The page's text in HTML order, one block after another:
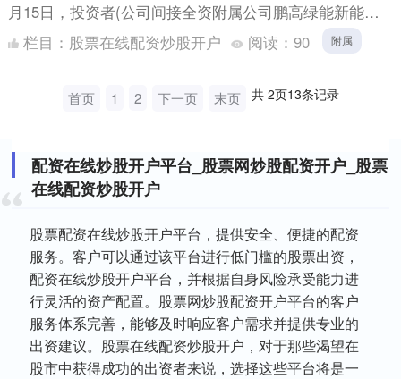
月15日，投资者(公司间接全资附属公司鹏高绿能新能源
(广州)有限公司)与目标股东(中亚股权投资基....
栏目： 股票在线配资炒股开户 阅读： 90 附属
首页 1 2 下一页 末页 共 2页13条记录
配资在线炒股开户平台_股票网炒股配资开户_股票
在线配资炒股开户
股票配资在线炒股开户平台，提供安全、便捷的配资
服务。客户可以通过该平台进行低门槛的股票出资，
配资在线炒股开户平台，并根据自身风险承受能力进
行灵活的资产配置。股票网炒股配资开户平台的客户
服务体系完善，能够及时响应客户需求并提供专业的
出资建议。股票在线配资炒股开户，对于那些渴望在
股市中获得成功的出资者来说，选择这些平台将是一